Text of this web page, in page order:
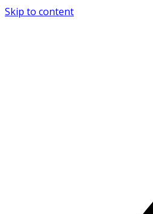
Skip to content